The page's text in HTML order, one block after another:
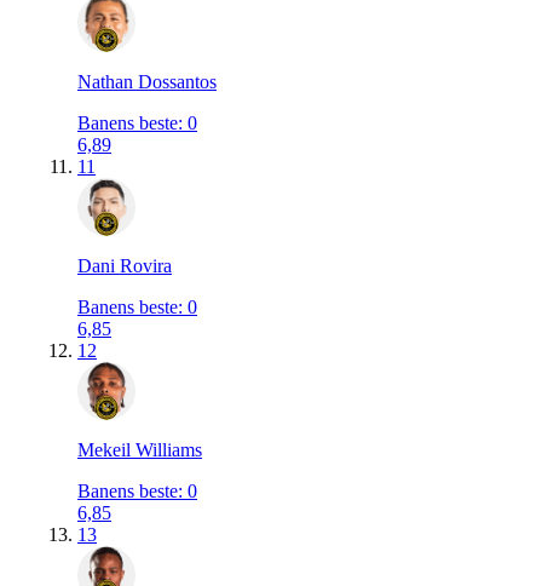
Nathan Dossantos
Banens beste: 0
6,89
11
Dani Rovira
Banens beste: 0
6,85
12
Mekeil Williams
Banens beste: 0
6,85
13